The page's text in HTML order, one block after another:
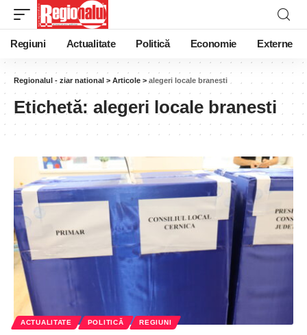
Regiuni Actualitate Politică Economie Externe
Regionalul - ziar national > Articole > alegeri locale branesti
Etichetă: alegeri locale branesti
ACTUALITATE POLITICĂ REGIUNI